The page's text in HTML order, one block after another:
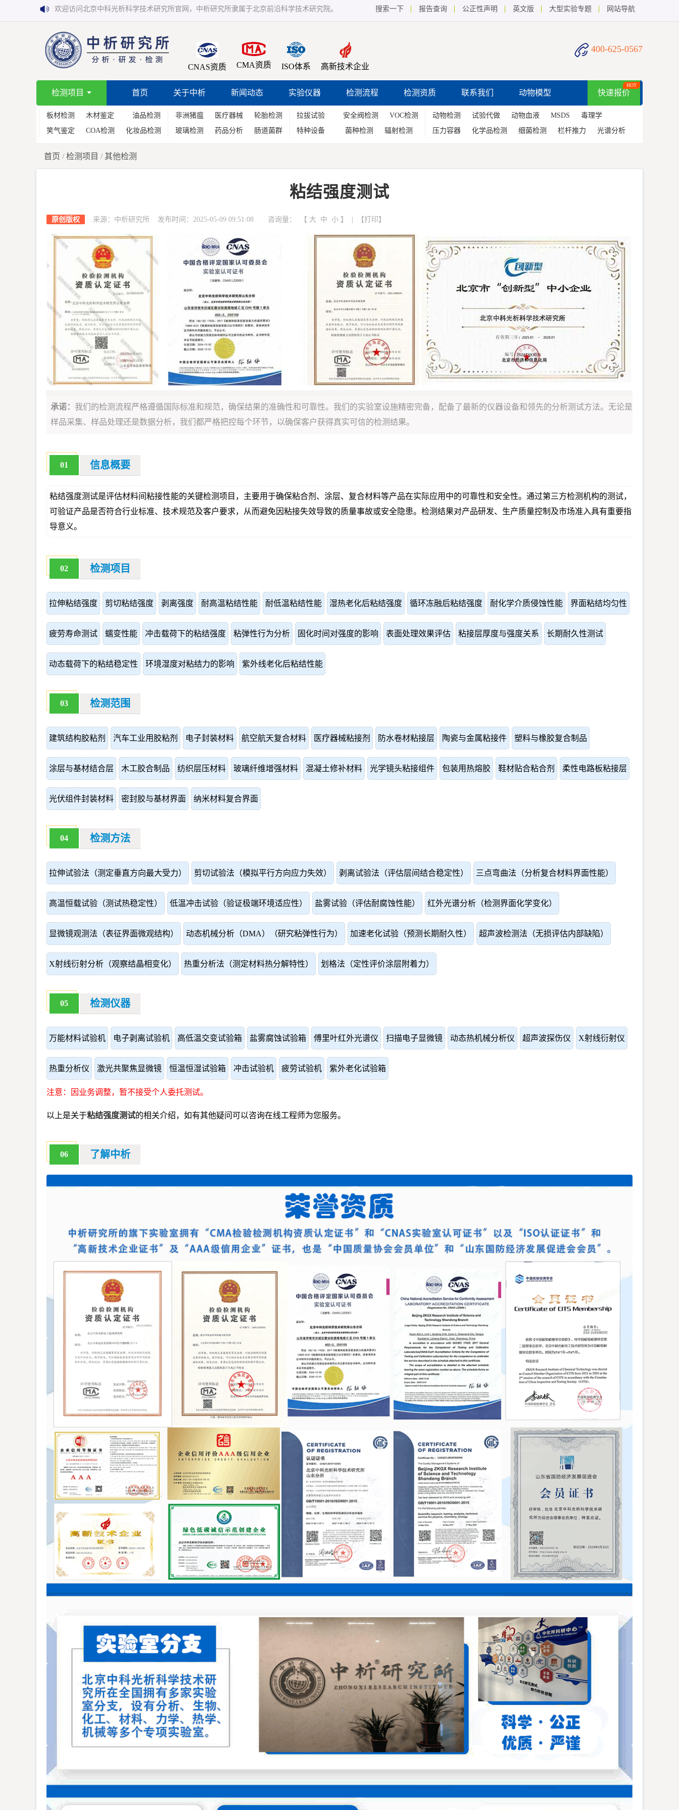
欢迎访问北京中科光析科学技术研究所官网，中析研究所隶属于北京前沿科学技术研究院。 搜索一下 报告查询 公正性声明 英文版 大型实验专题 网站导航
CNAS资质 CMA资质 ISO体系 高新技术企业
400-625-0567
检测项目 首页 关于中析 新闻动态 实验仪器 检测流程 检测资质 联系我们 动物模型 快速报价
HOT
板材检测 木材鉴定
油品检测
笑气鉴定
COA检测 化妆品检测
非洲猪瘟 医疗器械
轮胎检测
玻璃检测
药品分析 肠道菌群
拉拔试验 安全阀检测
VOC检测
特种设备
菌种检测 辐射检测
动物检测 试验代做 动物血液 MSDS
毒理学
压力容器
化学品检测 细菌检测 栏杆推力 光谱分析
首页 /检测项目 / 其他检测
粘结强度测试
原创版权 来源：中析研究所 发布时间：2025-05-09 09:51:08 咨询量： 【 大 中 小 】 | 【打印 】
承诺： 我们的检测流程严格遵循国际标准和规范，确保结果的准确性和可靠性。我们的实验室设施精密完备，配备了最新的仪器设备和领先的分析测试方法。无论是
样品采集、样品处理还是数据分析，我们都严格把控每个环节，以确保客户获得真实可信的检测结果。
01 信息概要
粘结强度测试是评估材料间粘接性能的关键检测项目，主要用于确保粘合剂、涂层、复合材料等产品在实际应用中的可靠性和安全性。通过第三方检测机构的测试，
可验证产品是否符合行业标准、技术规范及客户要求，从而避免因粘接失效导致的质量事故或安全隐患。检测结果对产品研发、生产质量控制及市场准入具有重要指
导意义。
02 检测项目
拉伸粘结强度 剪切粘结强度 剥离强度 耐高温粘结性能 耐低温粘结性能 湿热老化后粘结强度 循环冻融后粘结强度 耐化学介质侵蚀性能 界面粘结均匀性
疲劳寿命测试 蠕变性能 冲击载荷下的粘结强度 粘弹性行为分析 固化时间对强度的影响 表面处理效果评估 粘接层厚度与强度关系 长期耐久性测试
动态载荷下的粘结稳定性 环境湿度对粘结力的影响 紫外线老化后粘结性能
03 检测范围
建筑结构胶粘剂 汽车工业用胶粘剂 电子封装材料 航空航天复合材料 医疗器械粘接剂 防水卷材粘接层 陶瓷与金属粘接件 塑料与橡胶复合制品
涂层与基材结合层 木工胶合制品 纺织层压材料 玻璃纤维增强材料 混凝土修补材料 光学镜头粘接组件 包装用热熔胶 鞋材贴合粘合剂 柔性电路板粘接层
光伏组件封装材料 密封胶与基材界面 纳米材料复合界面
04 检测方法
拉伸试验法（测定垂直方向最大受力） 剪切试验法（模拟平行方向应力失效） 剥离试验法（评估层间结合稳定性） 三点弯曲法（分析复合材料界面性能）
高温恒载试验（测试热稳定性） 低温冲击试验（验证极端环境适应性） 盐雾试验（评估耐腐蚀性能） 红外光谱分析（检测界面化学变化）
显微镜观测法（表征界面微观结构） 动态机械分析（DMA）（研究粘弹性行为） 加速老化试验（预测长期耐久性） 超声波检测法（无损评估内部缺陷）
X射线衍射分析（观察结晶相变化） 热重分析法（测定材料热分解特性） 划格法（定性评价涂层附着力）
05 检测仪器
万能材料试验机 电子剥离试验机 高低温交变试验箱 盐雾腐蚀试验箱 傅里叶红外光谱仪 扫描电子显微镜 动态热机械分析仪 超声波探伤仪 X射线衍射仪
热重分析仪 激光共聚焦显微镜 恒温恒湿试验箱 冲击试验机 疲劳试验机 紫外老化试验箱
注意：因业务调整，暂不接受个人委托测试。
以上是关于粘结强度测试的相关介绍，如有其他疑问可以咨询在线工程师为您服务。
06 了解中析